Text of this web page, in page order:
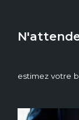
mobilière
estimez votre